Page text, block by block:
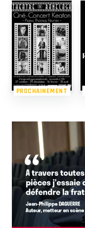
PROCHAINEMENT